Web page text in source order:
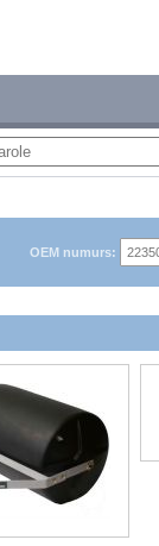
OEM numurs: